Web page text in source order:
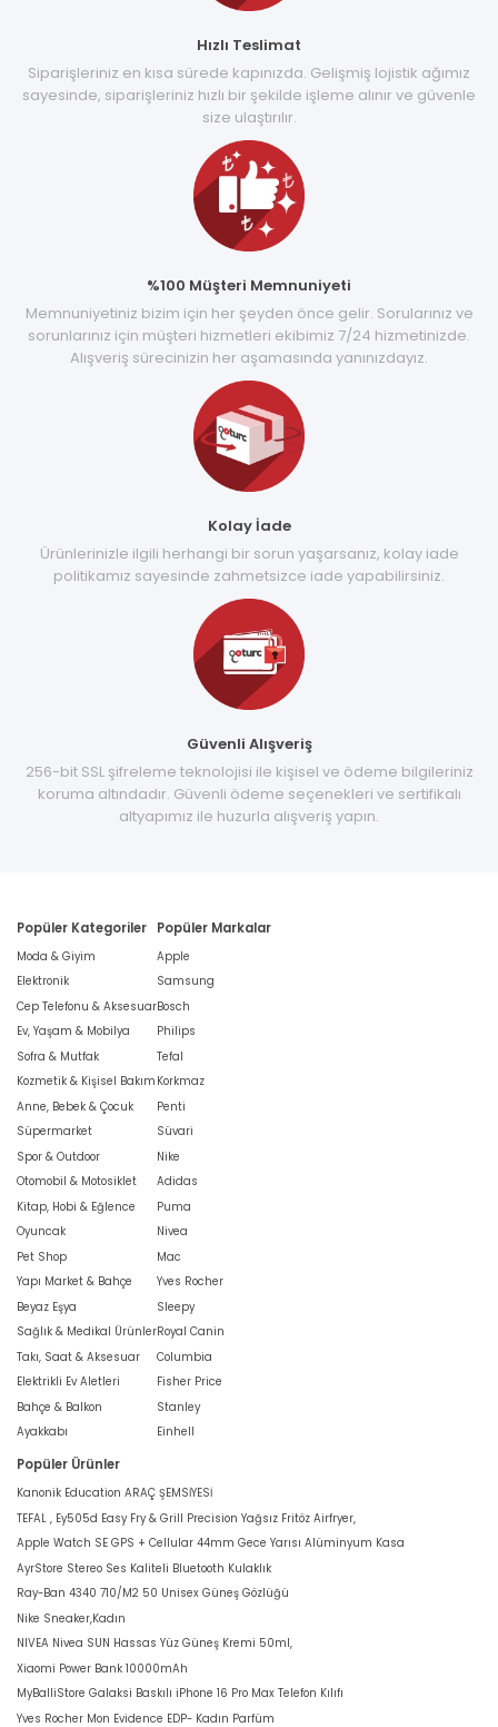
Hızlı Teslimat
Siparişleriniz en kısa sürede kapınızda. Gelişmiş lojistik ağımız
sayesinde, siparişleriniz hızlı bir şekilde işleme alınır ve güvenle
size ulaştırılır.
%100 Müşteri Memnuniyeti
Memnuniyetiniz bizim için her şeyden önce gelir. Sorularınız ve
sorunlarınız için müşteri hizmetleri ekibimiz 7/24 hizmetinizde.
Alışveriş sürecinizin her aşamasında yanınızdayız.
Kolay İade
Ürünlerinizle ilgili herhangi bir sorun yaşarsanız, kolay iade
politikamız sayesinde zahmetsizce iade yapabilirsiniz.
Güvenli Alışveriş
256-bit SSL şifreleme teknolojisi ile kişisel ve ödeme bilgileriniz
koruma altındadır. Güvenli ödeme seçenekleri ve sertifikalı
altyapımız ile huzurla alışveriş yapın.
Popüler Kategoriler
Moda & Giyim
Elektronik
Cep Telefonu & Aksesuar
Ev, Yaşam & Mobilya
Sofra & Mutfak
Kozmetik & Kişisel Bakım
Anne, Bebek & Çocuk
Süpermarket
Spor & Outdoor
Otomobil & Motosiklet
Kitap, Hobi & Eğlence
Oyuncak
Pet Shop
Yapı Market & Bahçe
Beyaz Eşya
Sağlık & Medikal Ürünler
Takı, Saat & Aksesuar
Elektrikli Ev Aletleri
Bahçe & Balkon
Ayakkabı
Popüler Markalar
Apple
Samsung
Bosch
Philips
Tefal
Korkmaz
Penti
Süvari
Nike
Adidas
Puma
Nivea
Mac
Yves Rocher
Sleepy
Royal Canin
Columbia
Fisher Price
Stanley
Einhell
Popüler Ürünler
Kanonik Education ARAÇ ŞEMSİYESİ
TEFAL , Ey505d Easy Fry & Grill Precision Yağsız Fritöz Airfryer,
Apple Watch SE GPS + Cellular 44mm Gece Yarısı Alüminyum Kasa
AyrStore Stereo Ses Kaliteli Bluetooth Kulaklık
Ray-Ban 4340 710/M2 50 Unisex Güneş Gözlüğü
Nike Sneaker,Kadın
NIVEA Nivea SUN Hassas Yüz Güneş Kremi 50ml,
Xiaomi Power Bank 10000mAh
MyBalliStore Galaksi Baskılı iPhone 16 Pro Max Telefon Kılıfı
Yves Rocher Mon Evidence EDP- Kadın Parfüm